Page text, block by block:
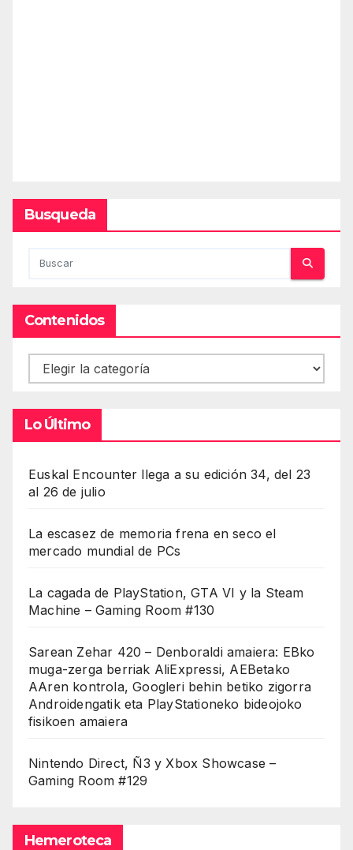
Busqueda
Contenidos
Contenidos
Lo Último
Euskal Encounter llega a su edición 34, del 23
al 26 de julio
La escasez de memoria frena en seco el
mercado mundial de PCs
La cagada de PlayStation, GTA VI y la Steam
Machine – Gaming Room #130
Sarean Zehar 420 – Denboraldi amaiera: EBko
muga-zerga berriak AliExpressi, AEBetako
AAren kontrola, Googleri behin betiko zigorra
Androidengatik eta PlayStationeko bideojoko
fisikoen amaiera
Nintendo Direct, Ñ3 y Xbox Showcase –
Gaming Room #129
Hemeroteca